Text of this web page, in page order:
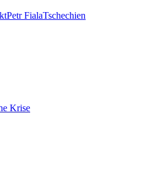
Petr FialaTschechien
Krise